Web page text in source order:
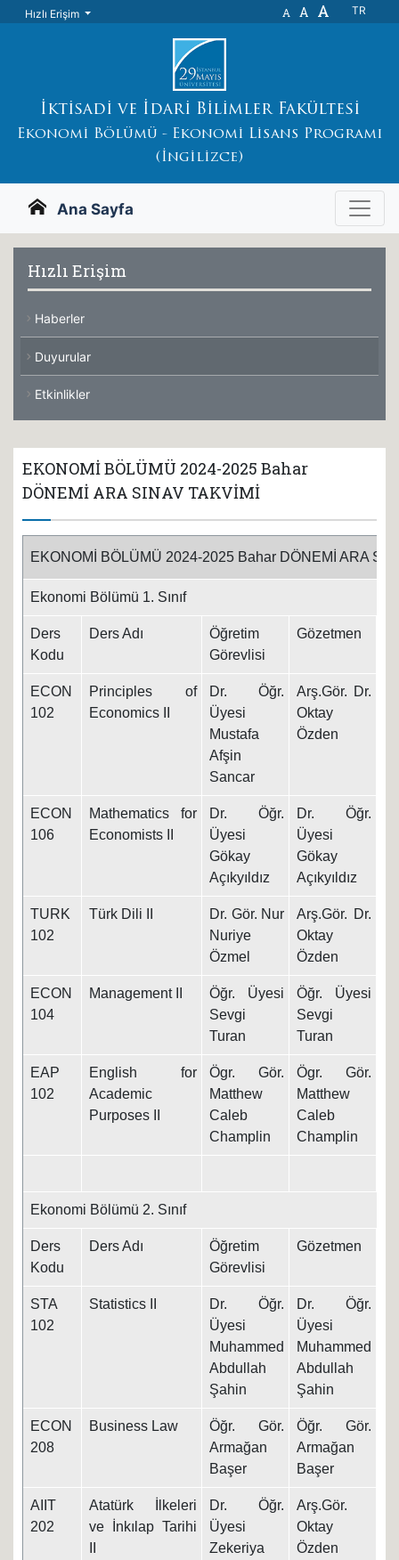
Hızlı Erişim A A A TR
İktisadi ve İdari Bilimler Fakültesi
Ekonomi Bölümü - Ekonomi Lisans Programı
(İngilizce)
Ana Sayfa
Hızlı Erişim
Haberler
Duyurular
Etkinlikler
EKONOMİ BÖLÜMÜ 2024-2025 Bahar
DÖNEMİ ARA SINAV TAKVİMİ
EKONOMİ BÖLÜMÜ 2024-2025 Bahar DÖNEMİ ARA
Ekonomi Bölümü 1. Sınıf
Ders
Kodu
Ders Adı
Öğretim
Görevlisi
Gözetmen
ECON
102
Principles of
Economics II
Dr. Öğr.
Üyesi
Mustafa
Afşin
Sancar
Arş.Gör. Dr.
Oktay
Özden
ECON
106
Mathematics for
Economists II
Dr. Öğr.
Üyesi
Gökay
Açıkyıldız
Dr. Öğr.
Üyesi
Gökay
Açıkyıldız
TURK
102
Türk Dili II
Dr. Gör. Nur
Nuriye
Özmel
Arş.Gör. Dr.
Oktay
Özden
ECON
104
Management II
Öğr. Üyesi
Sevgi
Turan
Öğr. Üyesi
Sevgi
Turan
EAP
102
English for
Academic
Purposes II
Ögr. Gör.
Matthew
Caleb
Champlin
Ögr. Gör.
Matthew
Caleb
Champlin
Ekonomi Bölümü 2. Sınıf
Ders
Kodu
Ders Adı
Öğretim
Görevlisi
Gözetmen
STA
102
Statistics II
Dr. Öğr.
Üyesi
Muhammed
Abdullah
Şahin
Dr. Öğr.
Üyesi
Muhammed
Abdullah
Şahin
ECON
208
Business Law
Öğr. Gör.
Armağan
Başer
Öğr. Gör.
Armağan
Başer
AIIT
202
Atatürk İlkeleri
ve İnkılap Tarihi
Dr. Öğr.
Üyesi
Zekeriya
Arş.Gör.
Oktay
Özden